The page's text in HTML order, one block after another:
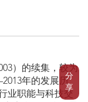
分
享
）的续集，较为
年的发展历
业职能与科技交